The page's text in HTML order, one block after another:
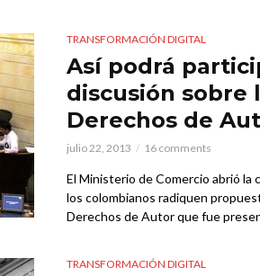
TRANSFORMACIÓN DIGITAL
Así podrá
discusión sobre
Derechos de
julio 22, 2013 16 comments
El Ministerio de Comercio abrió la
los colombianos radiquen
Derechos de Autor que fue
TRANSFORMACIÓN DIGITAL